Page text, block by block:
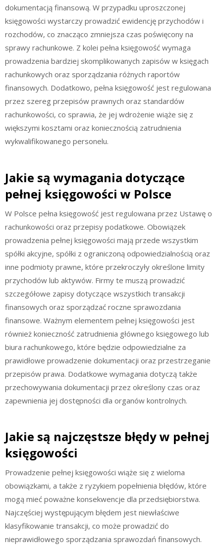
dokumentacją finansową. W przypadku uproszczonej
księgowości wystarczy prowadzić ewidencję przychodów i
rozchodów, co znacząco zmniejsza czas poświęcony na
sprawy rachunkowe. Z kolei pełna księgowość wymaga
prowadzenia bardziej skomplikowanych zapisów w księgach
rachunkowych oraz sporządzania różnych raportów
finansowych. Dodatkowo, pełna księgowość jest regulowana
przez szereg przepisów prawnych oraz standardów
rachunkowości, co sprawia, że jej wdrożenie wiąże się z
większymi kosztami oraz koniecznością zatrudnienia
wykwalifikowanego personelu.
Jakie są wymagania dotyczące
pełnej księgowości w Polsce
W Polsce pełna księgowość jest regulowana przez Ustawę o
rachunkowości oraz przepisy podatkowe. Obowiązek
prowadzenia pełnej księgowości mają przede wszystkim
spółki akcyjne, spółki z ograniczoną odpowiedzialnością oraz
inne podmioty prawne, które przekroczyły określone limity
przychodów lub aktywów. Firmy te muszą prowadzić
szczegółowe zapisy dotyczące wszystkich transakcji
finansowych oraz sporządzać roczne sprawozdania
finansowe. Ważnym elementem pełnej księgowości jest
również konieczność zatrudnienia głównego księgowego lub
biura rachunkowego, które będzie odpowiedzialne za
prawidłowe prowadzenie dokumentacji oraz przestrzeganie
przepisów prawa. Dodatkowe wymagania dotyczą także
przechowywania dokumentacji przez określony czas oraz
zapewnienia jej dostępności dla organów kontrolnych.
Jakie są najczęstsze błędy w pełnej
księgowości
Prowadzenie pełnej księgowości wiąże się z wieloma
obowiązkami, a także z ryzykiem popełnienia błędów, które
mogą mieć poważne konsekwencje dla przedsiębiorstwa.
Najczęściej występującym błędem jest niewłaściwe
klasyfikowanie transakcji, co może prowadzić do
nieprawidłowego sporządzania sprawozdań finansowych.